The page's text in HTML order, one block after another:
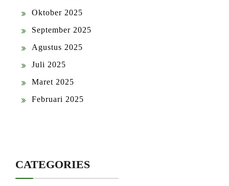
Oktober 2025
September 2025
Agustus 2025
Juli 2025
Maret 2025
Februari 2025
CATEGORIES